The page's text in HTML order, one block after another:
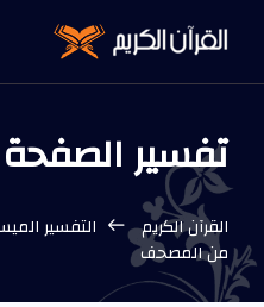
تفسير الصفحة
القرآن الكريم التفسير
من المصحف